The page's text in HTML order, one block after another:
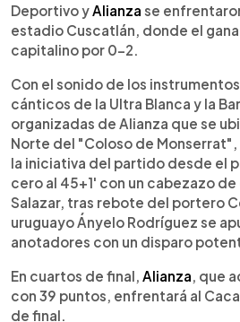
Deportivo y Alianza se
estadio Cuscatlán, donde el
capitalino por 0-2.
Con el sonido de los
cánticos de la Ultra Blanca y la
organizadas de Alianza que se
Norte del "Coloso de
la iniciativa del partido desde el
cero al 45+1' con un cabezazo
Salazar, tras rebote del portero
uruguayo Ányelo Rodríguez se
anotadores con un disparo
En cuartos de final, Alianza , que
con 39 puntos, enfrentará al
de final.